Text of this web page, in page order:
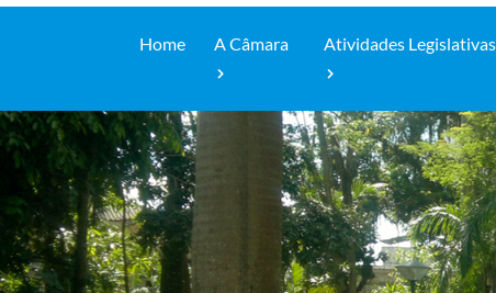
Home A Câmara Atividades Legislativas